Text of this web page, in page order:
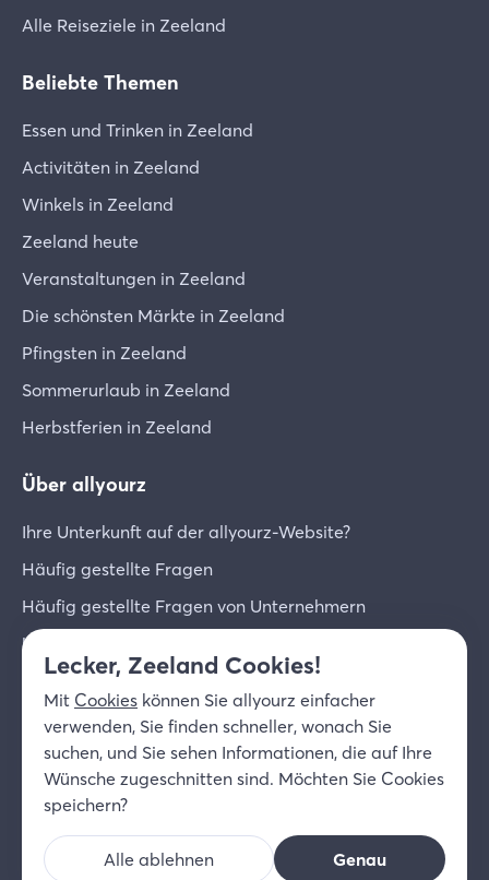
Alle Reiseziele in Zeeland
Beliebte Themen
Essen und Trinken in Zeeland
Activitäten in Zeeland
Winkels in Zeeland
Zeeland heute
Veranstaltungen in Zeeland
Die schönsten Märkte in Zeeland
Pfingsten in Zeeland
Sommerurlaub in Zeeland
Herbstferien in Zeeland
Über allyourz
Ihre Unterkunft auf der allyourz-Website?
Häufig gestellte Fragen
Häufig gestellte Fragen von Unternehmern
Unternehmer-Login
Über uns
© 2026 allyourz b.v.
Nutzungsbedingungen
Datenschutzrichtlinie
DE
Lecker, Zeeland Cookies!
Mit Cookies können Sie allyourz einfacher
verwenden, Sie finden schneller, wonach Sie
suchen, und Sie sehen Informationen, die auf Ihre
Wünsche zugeschnitten sind. Möchten Sie Cookies
speichern?
Alle ablehnen Genau